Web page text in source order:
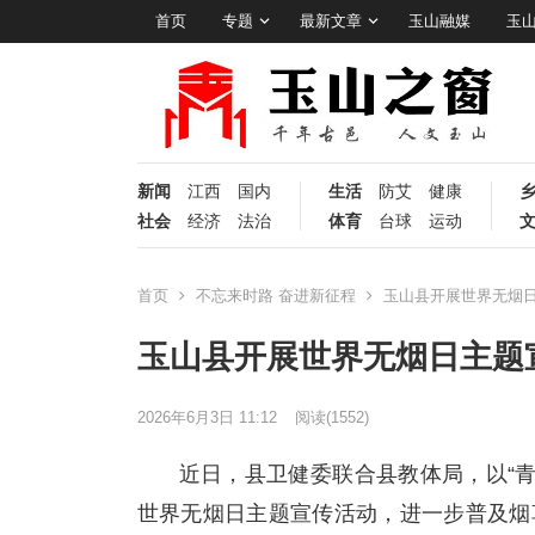
首页 专题 最新文章 玉山融媒 玉
新闻 江西
国内
社会
经济 法治
生活 防艾
健康
体育
台球 运动
首页 不忘来时路 奋进新征程 玉山县开展世界无烟
玉山县开展世界无烟日主题
2026年6月3日 11:12 阅读(1552)
近日，县卫健委联合县教体局，以“
世界无烟日主题宣传活动，进一步普及